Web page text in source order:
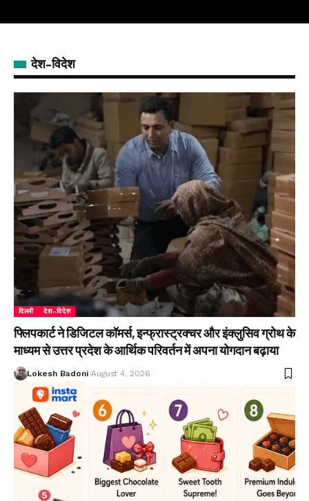
देश-विदेश
दिल्ली देश-विदेश
फ्लिपकार्ट ने डिजिटल कॉमर्स, इन्फ्रास्ट्रक्चर और इंक्लुसिव ग्रोथ के
माध्यम से उत्तर प्रदेश के आर्थिक परिवर्तन में अपना योगदान बढ़ाया
Lokesh Badoni August 4, 2026